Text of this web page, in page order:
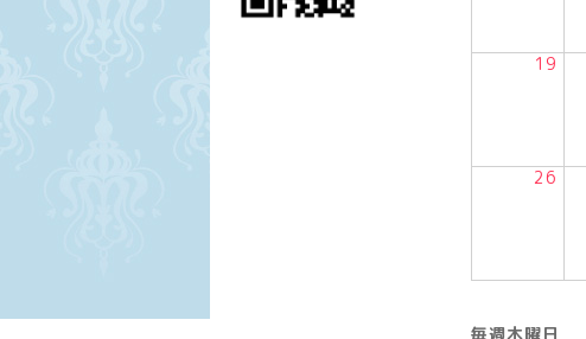
19
26
毎週木曜日